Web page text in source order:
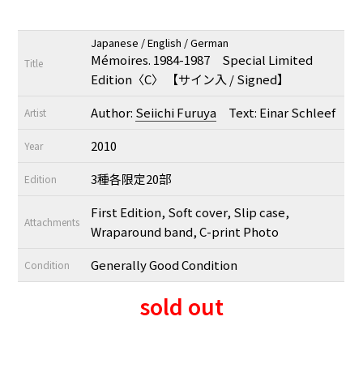
Title
Japanese / English / German
Mémoires. 1984-1987 Special Limited
Edition〈C〉 【サイン入 / Signed】
Artist Author: Seiichi Furuya Text: Einar Schleef
Year 2010
Edition 3種各限定20部
Attachments
First Edition, Soft cover, Slip case,
Wraparound band, C-print Photo
Condition Generally Good Condition
sold out